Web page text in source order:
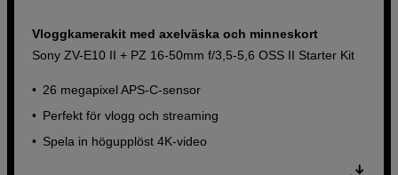
Vloggkamerakit med axelväska och minneskort
Sony ZV-E10 II + PZ 16-50mm f/3,5-5,6 OSS II Starter Kit
26 megapixel APS-C-sensor
Perfekt för vlogg och streaming
Spela in högupplöst 4K-video